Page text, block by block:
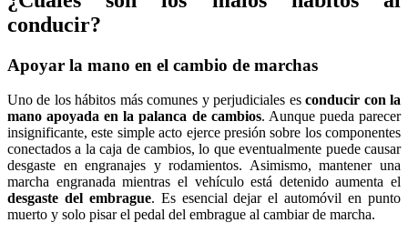
conducir?
Apoyar la mano en el cambio de marchas
Uno de los hábitos más comunes y perjudiciales esconducir con la
mano apoyada en la palanca de cambios. Aunque pueda parecer
insignificante, este simple acto ejerce presión sobre los componentes
conectados a la caja de cambios, lo que eventualmente puede causar
desgaste en engranajes y rodamientos. Asimismo, mantener una
marcha engranada mientras el vehículo está detenido aumenta el
desgaste del embrague. Es esencial dejar el automóvil en punto
muerto y solo pisar el pedal del embrague al cambiar de marcha.